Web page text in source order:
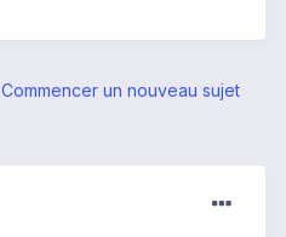
Commencer un nouveau sujet